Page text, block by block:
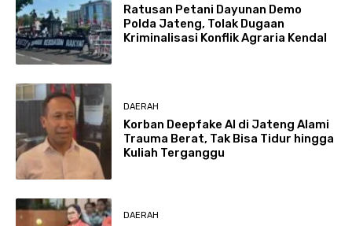
Ratusan Petani Dayunan Demo
Polda Jateng, Tolak Dugaan
Kriminalisasi Konflik Agraria Kendal
DAERAH
Korban Deepfake AI di Jateng Alami
Trauma Berat, Tak Bisa Tidur hingga
Kuliah Terganggu
DAERAH